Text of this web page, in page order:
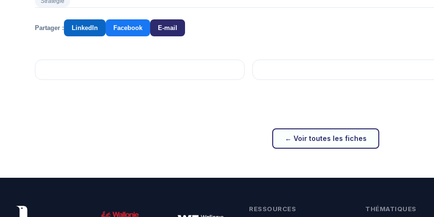
Partager : LinkedIn Facebook E-mail
← Voir toutes les fiches
RESSOURCES THÉMATIQUES